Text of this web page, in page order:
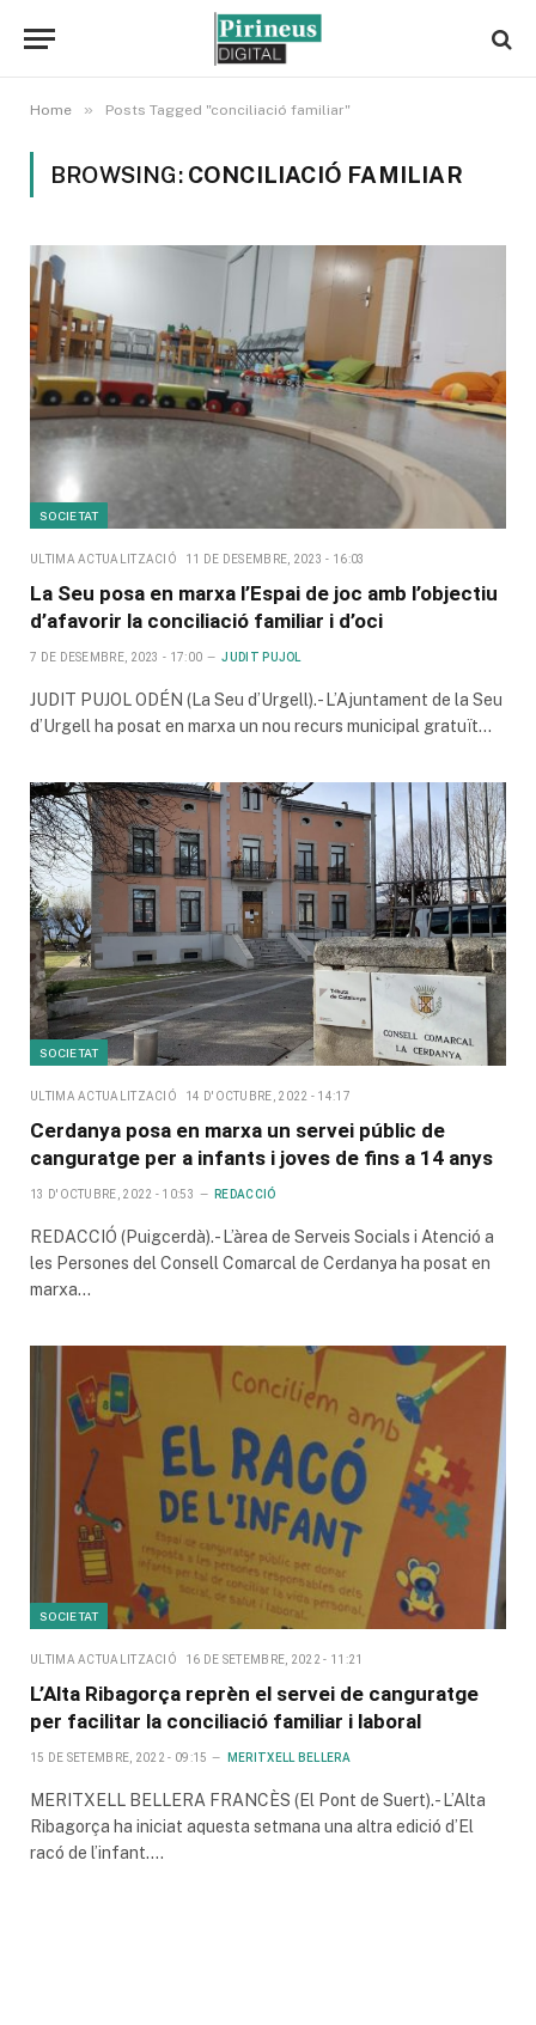
Home » Posts Tagged "conciliació familiar"
BROWSING: CONCILIACIÓ FAMILIAR
SOCIETAT
ULTIMA ACTUALITZACIÓ 11 DE DESEMBRE, 2023 - 16:03
La Seu posa en marxa l’Espai de joc amb l’objectiu
d’afavorir la conciliació familiar i d’oci
7 DE DESEMBRE, 2023 - 17:00 JUDIT PUJOL
JUDIT PUJOL ODÉN (La Seu d’Urgell).- L’Ajuntament de la Seu
d’Urgell ha posat en marxa un nou recurs municipal gratuït…
SOCIETAT
ULTIMA ACTUALITZACIÓ 14 D'OCTUBRE, 2022 - 14:17
Cerdanya posa en marxa un servei públic de
canguratge per a infants i joves de fins a 14 anys
13 D'OCTUBRE, 2022 - 10:53 REDACCIÓ
REDACCIÓ (Puigcerdà).- L’àrea de Serveis Socials i Atenció a
les Persones del Consell Comarcal de Cerdanya ha posat en
marxa…
SOCIETAT
ULTIMA ACTUALITZACIÓ 16 DE SETEMBRE, 2022 - 11:21
L’Alta Ribagorça reprèn el servei de canguratge
per facilitar la conciliació familiar i laboral
15 DE SETEMBRE, 2022 - 09:15 MERITXELL BELLERA
MERITXELL BELLERA FRANCÈS (El Pont de Suert).- L’Alta
Ribagorça ha iniciat aquesta setmana una altra edició d’El
racó de l’infant.…